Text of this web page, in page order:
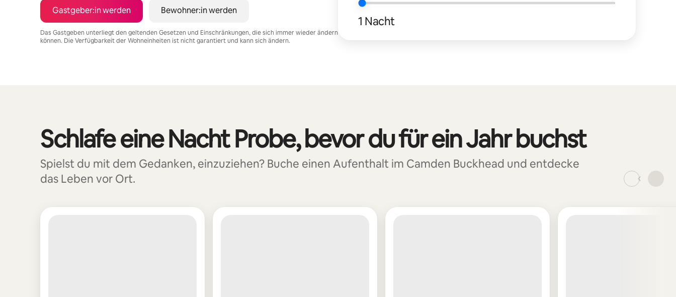
Gastgeber:in werden Bewohner:in werden
Das Gastgeben unterliegt den geltenden Gesetzen und Einschränkungen, die sich immer wieder ändern
können. Die Verfügbarkeit der Wohneinheiten ist nicht garantiert und kann sich ändern.
1 Nacht
Schlafe eine Nacht Probe, bevor du für ein Jahr buchst
Spielst du mit dem Gedanken, einzuziehen? Buche einen Aufenthalt im Camden Buckhead und entdecke
das Leben vor Ort.
0 von 0 Artikeln
_